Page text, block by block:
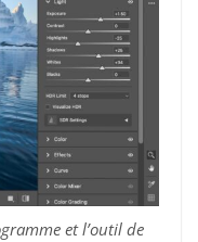
et l’outil de